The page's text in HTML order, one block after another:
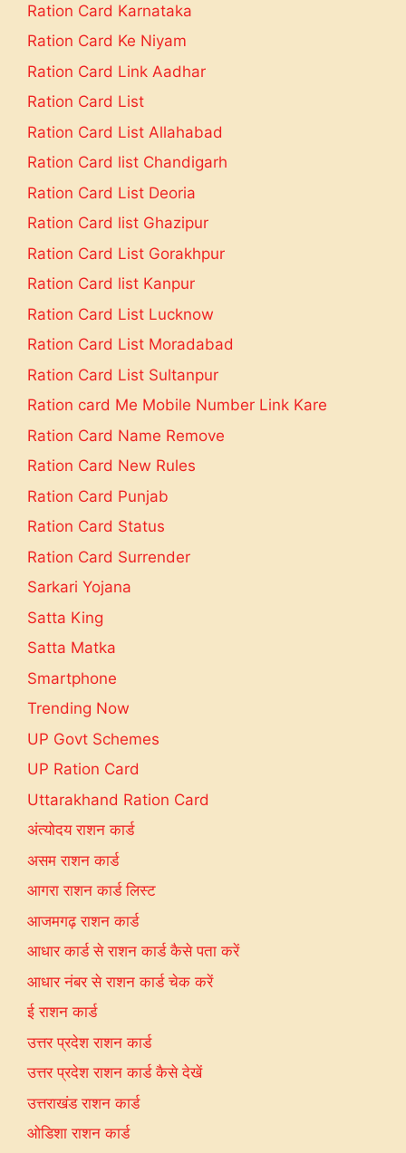
Ration Card Karnataka
Ration Card Ke Niyam
Ration Card Link Aadhar
Ration Card List
Ration Card List Allahabad
Ration Card list Chandigarh
Ration Card List Deoria
Ration Card list Ghazipur
Ration Card List Gorakhpur
Ration Card list Kanpur
Ration Card List Lucknow
Ration Card List Moradabad
Ration Card List Sultanpur
Ration card Me Mobile Number Link Kare
Ration Card Name Remove
Ration Card New Rules
Ration Card Punjab
Ration Card Status
Ration Card Surrender
Sarkari Yojana
Satta King
Satta Matka
Smartphone
Trending Now
UP Govt Schemes
UP Ration Card
Uttarakhand Ration Card
अंत्योदय राशन कार्ड
असम राशन कार्ड
आगरा राशन कार्ड लिस्ट
आजमगढ़ राशन कार्ड
आधार कार्ड से राशन कार्ड कैसे पता करें
आधार नंबर से राशन कार्ड चेक करें
ई राशन कार्ड
उत्तर प्रदेश राशन कार्ड
उत्तर प्रदेश राशन कार्ड कैसे देखें
उत्तराखंड राशन कार्ड
ओडिशा राशन कार्ड